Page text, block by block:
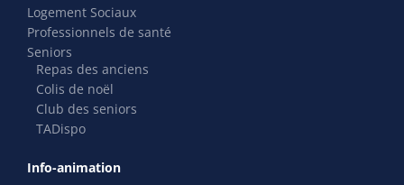
Logement Sociaux
Professionnels de santé
Seniors
Repas des anciens
Colis de noël
Club des seniors
TADispo
Info-animation